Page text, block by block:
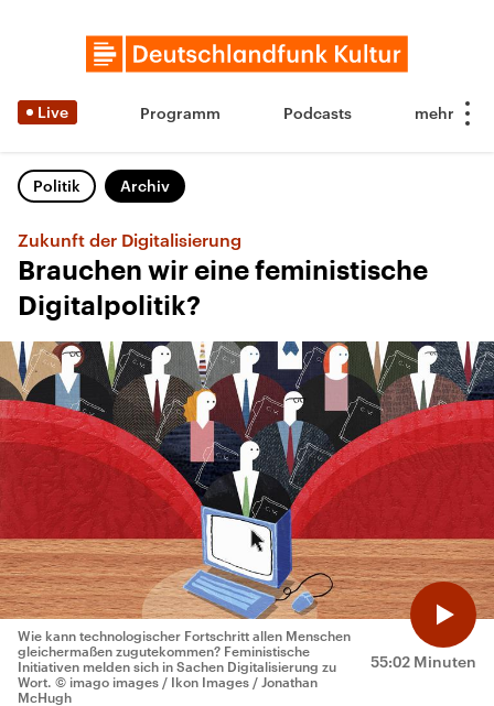
Live Programm Podcasts
Politik Archiv
Zukunft der Digitalisierung
Brauchen wir eine feministische
Digitalpolitik?
55:02 Minuten
Wie kann technologischer Fortschritt allen Menschen
gleichermaßen zugutekommen? Feministische
Initiativen melden sich in Sachen Digitalisierung zu
Wort. © imago images / Ikon Images / Jonathan
McHugh